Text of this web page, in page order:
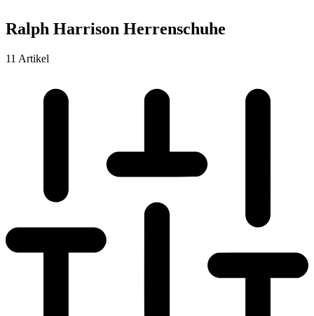
Ralph Harrison Herrenschuhe
11 Artikel